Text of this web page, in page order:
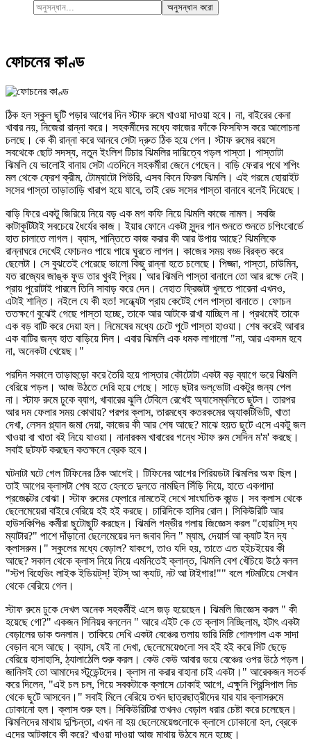
অনুসন্ধান করো
ফোচনের কাণ্ড
ঠিক হল স্কুল ছুটি পড়ার আগের দিন স্টাফ রুমে খাওয়া দাওয়া হবে। না, বাইরের কেনা
খাবার নয়, নিজেরা রান্না করে। সহকর্মীদের মধ্যে কাজের ফাঁকে ফিসফিস করে আলোচনা
চলছে। কে কী রান্না করে আনবে সেটা দ্রুত ঠিক হয়ে গেল। স্টাফ রুমের বয়সে
সবথেকে ছোট সদস্য, নতুন ইংলিশ টিচার ঝিমলির দায়িত্বে পড়ল পাস্তা। পাস্তাটা
ঝিমলি যে ভালোই বানায় সেটা এতদিনে সহকর্মীরা জেনে গেছেন। বাড়ি ফেরার পথে শপিং
মল থেকে ফ্রেশ ক্রীম, টোম্যাটো পিউরি, এসব কিনে ফিরল ঝিমলি। এই গরমে হোয়াইট
সসের পাস্তা তাড়াতাড়ি খারাপ হয়ে যাবে, তাই রেড সসের পাস্তা বানাবে বলেই দিয়েছে।
বাড়ি ফিরে একটু জিরিয়ে নিয়ে বড় এক মগ কফি নিয়ে ঝিমলি কাজে নামল। সবজি
কাটাকুটিটাই সবচেয়ে ধৈর্যের কাজ। ইয়ার ফোনে একটা সুন্দর গান শুনতে শুনতে চপিংবোর্ডে
হাত চালাতে লাগল। ব্যাস, শান্তিতে কাজ করার কী আর উপায় আছে? ঝিমলিকে
রান্নাঘরে দেখেই ফোচনও পায়ে পায়ে ঘুরতে লাগল। কাজের সময় বড্ড বিরক্ত করে
ছেলেটা। সে বুঝতেই পেরেছে ভালো কিছু রান্না হতে চলেছে। পিজ্জা, পাস্তা, চাউমিন,
যত রাজ্যের জাঙ্ক ফুড তার খুবই প্রিয়। আর ঝিমলি পাস্তা বানালে তো আর রক্ষে নেই।
প্রায় পুরোটাই পারলে তিনি সাবাড় করে দেন। নেহাত ফ্রিজটা খুলতে পারেনা এখনও,
এটাই শান্তি। নইলে যে কী হত! সন্ধ্যেটা প্রায় কেটেই গেল পাস্তা বানাতে। ফোচন
ততক্ষণে বুঝেই গেছে পাস্তা হচ্ছে, তাকে আর আটকে রাখা যাচ্ছিল না। প্রথমেই তাকে
এক বড় বাটি করে দেয়া হল। নিমেষের মধ্যে চেটে পুটে পাস্তা হাওয়া। শেষ করেই আবার
এক বাটির জন্য হাত বাড়িয়ে দিল। এবার ঝিমলি এক ধমক লাগালো "না, আর একদম হবে
না, অনেকটা খেয়েছ।"
পরদিন সকালে তাড়াহুড়ো করে তৈরি হয়ে পাস্তার কৌটোটা একটা বড় ব্যাগে ভরে ঝিমলি
বেরিয়ে পড়ল। আজ উঠতে দেরি হয়ে গেছে। সাড়ে ছটার ভল্‌ভোটা একটুর জন্য পেল
না। স্টাফ রুমে ঢুকে ব্যাগ, খাবারের ঝুলি টেবিলে রেখেই অ্যাসেম্বলিতে ছুটল। তারপর
আর দম ফেলার সময় কোথায়? পরপর ক্লাস, তারমধ্যে কতরকমের অ্যাকটিভিটি, খাতা
দেখা, লেসন প্ল্যান জমা দেয়া, কাজের কী আর শেষ আছে? মাঝে হয়ত ছুটে এসে একটু জল
খাওয়া বা খাতা বই নিয়ে যাওয়া। নানারকম খাবারের গন্ধে স্টাফ রুম সেদিন ম'ম' করছে।
সবাই ছটফট করছেন কতক্ষনে ব্রেক হবে।
ঘটনাটা ঘটে গেল টিফিনের ঠিক আগেই। টিফিনের আগের পিরিয়ডটা ঝিমলির অফ ছিল।
তাই আগের ক্লাসটা শেষ হতে হেলতে দুলতে নামছিল সিঁড়ি দিয়ে, হাতে একগাদা
প্রজেক্টের বোঝা। স্টাফ রুমের ফ্লোরে নামতেই দেখে সাংঘাতিক কান্ড। সব ক্লাস থেকে
ছেলেমেয়েরা বাইরে বেরিয়ে হই হই করছে। চারিদিকে হাসির রোল। সিকিউরিটি আর
হাউসকিপিঙ কর্মীরা ছুটোছুটি করছেন। ঝিমলি গম্ভীর গলায় জিজ্ঞেস করল "হোয়াট্‌স্‌ দ্য
ম্যাটার?" পাশে দাঁড়ানো ছেলেমেয়ের দল জবাব দিল " ম্যাম, দেয়ার্স আ ক্যাট ইন দ্য
ক্লাসরুম।" স্কুলের মধ্যে বেড়াল? যাকগে, তাও যদি হয়, তাতে এত হইচইয়ের কী
আছে? সকাল থেকে ক্লাস নিয়ে নিয়ে এমনিতেই ক্লান্ত, ঝিমলি বেশ খেঁচিয়ে উঠে বলল
"স্টপ বিহেভিং লাইক ইডিয়ট্‌স্‌! ইটস্‌ আ ক্যাট, নট আ টাইগার!"" বলে গটমটিয়ে সেখান
থেকে বেরিয়ে গেল।
স্টাফ রুমে ঢুকে দেখল অনেক সহকর্মীই এসে জড় হয়েছেন। ঝিমলি জিজ্ঞেস করল " কী
হয়েছে গো?" একজন সিনিয়র বললেন " আরে এইট কে তে ক্লাস নিচ্ছিলাম, হটাৎ একটা
বেড়ালের ডাক শুনলাম। তাকিয়ে দেখি একটা বেঞ্চের তলায় ভারি মিষ্টি গোলগাল এক সাদা
বেড়াল বসে আছে। ব্যাস, যেই না দেখা, ছেলেমেয়েগুলো সব হই হই করে সিট ছেড়ে
বেরিয়ে হাসাহাসি, ঠ্যালাঠেলি শুরু করল। কেউ কেউ আবার ভয়ে বেঞ্চের ওপর উঠে পড়ল।
জানিসই তো আমাদের স্টুডেন্টদের। ক্লাস না করার বাহানা চাই একটা।" আরেকজন সতর্ক
করে দিলেন, "এই চল চল, গিয়ে সবকটাকে ক্লাসে ঢোকাই আগে, এক্ষুনি প্রিন্সিপাল নিচ
থেকে ছুটে আসবেন।" সবাই মিলে বেরিয়ে তখন ছাত্রছাত্রীদের যার যার ক্লাসরুমে
ঢোকানো হল। ক্লাস শুরু হল। সিকিউরিটিরা তখনও বেড়াল ধরার চেষ্টা করে চলেছেন।
ঝিমলিদের মাথায় দুশ্চিন্তা, এখন না হয় ছেলেমেয়েগুলোকে ক্লাসে ঢোকানো হল, ব্রেকে
এদের আটকাবে কী করে? খাওয়া দাওয়া আজ মাথায় উঠবে মনে হচ্ছে।